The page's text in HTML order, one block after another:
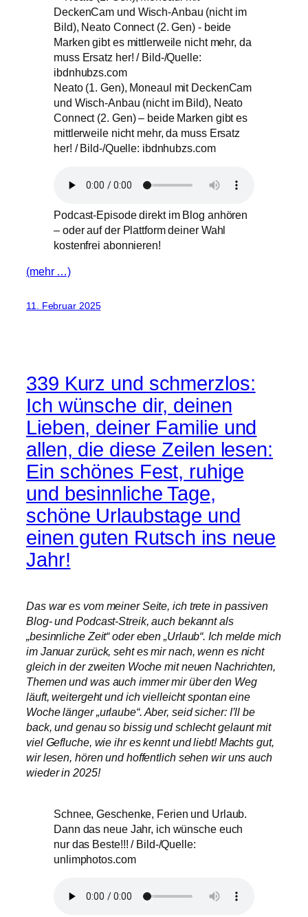
Neato (1. Gen), Moneaul mit DeckenCam
und Wisch-Anbau (nicht im Bild), Neato
Connect (2. Gen) – beide Marken gibt es
mittlerweile nicht mehr, da muss Ersatz
her! / Bild-/Quelle: ibdnhubzs.com
Podcast-Episode direkt im Blog anhören
– oder auf der Plattform deiner Wahl
kostenfrei abonnieren!
(mehr …)
11. Februar 2025
339 Kurz und schmerzlos:
Ich wünsche dir, deinen
Lieben, deiner Familie und
allen, die diese Zeilen lesen:
Ein schönes Fest, ruhige
und besinnliche Tage,
schöne Urlaubstage und
einen guten Rutsch ins neue
Jahr!
Das war es vom meiner Seite, ich trete in passiven
Blog- und Podcast-Streik, auch bekannt als
„besinnliche Zeit“ oder eben „Urlaub“. Ich melde mich
im Januar zurück, seht es mir nach, wenn es nicht
gleich in der zweiten Woche mit neuen Nachrichten,
Themen und was auch immer mir über den Weg
läuft, weitergeht und ich vielleicht spontan eine
Woche länger „urlaube“. Aber, seid sicher: I’ll be
back, und genau so bissig und schlecht gelaunt mit
viel Gefluche, wie ihr es kennt und liebt! Machts gut,
wir lesen, hören und hoffentlich sehen wir uns auch
wieder in 2025!
Schnee, Geschenke, Ferien und Urlaub.
Dann das neue Jahr, ich wünsche euch
nur das Beste!!! / Bild-/Quelle:
unlimphotos.com